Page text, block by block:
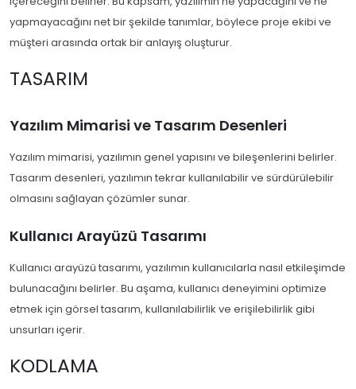
yapmayacağını net bir şekilde tanımlar, böylece proje ekibi ve
müşteri arasında ortak bir anlayış oluşturur.
TASARIM
Yazılım Mimarisi ve Tasarım Desenleri
Yazılım mimarisi, yazılımın genel yapısını ve bileşenlerini belirler.
Tasarım desenleri, yazılımın tekrar kullanılabilir ve sürdürülebilir
olmasını sağlayan çözümler sunar.
Kullanıcı Arayüzü Tasarımı
Kullanıcı arayüzü tasarımı, yazılımın kullanıcılarla nasıl etkileşimde
bulunacağını belirler. Bu aşama, kullanıcı deneyimini optimize
etmek için görsel tasarım, kullanılabilirlik ve erişilebilirlik gibi
unsurları içerir.
KODLAMA